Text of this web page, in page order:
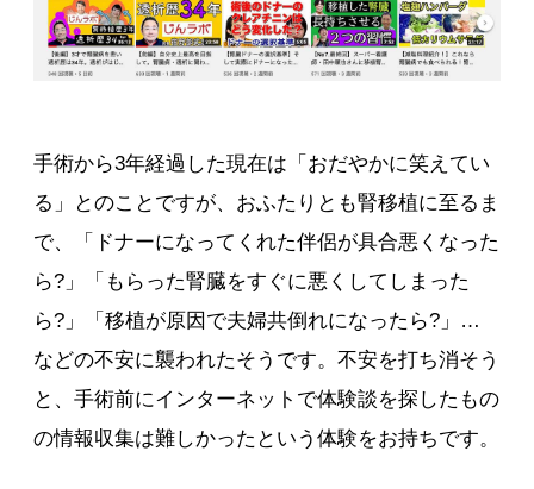
手術から3年経過した現在は「おだやかに笑えてい
る」とのことですが、おふたりとも腎移植に至るま
で、「ドナーになってくれた伴侶が具合悪くなった
ら?」「もらった腎臓をすぐに悪くしてしまった
ら?」「移植が原因で夫婦共倒れになったら?」…
などの不安に襲われたそうです。不安を打ち消そう
と、手術前にインターネットで体験談を探したもの
の情報収集は難しかったという体験をお持ちです。